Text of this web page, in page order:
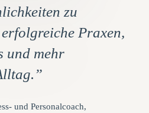
zu
Praxen,
und mehr
und Personalcoach,